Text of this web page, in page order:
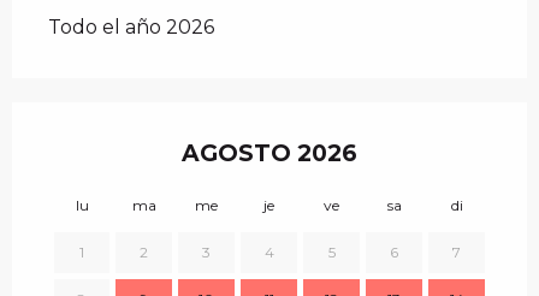
Todo el año 2026
AGOSTO 2026
lu ma me je ve sa di
1 2 3 4 5 6 7